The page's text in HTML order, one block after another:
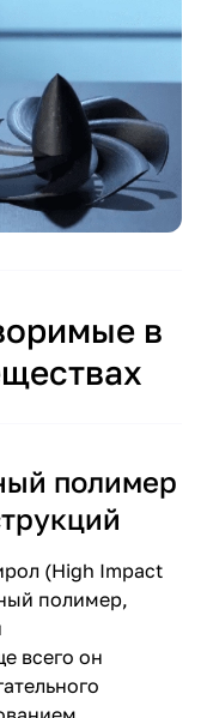
в
полимер
(High Impact
полимер,
всего он